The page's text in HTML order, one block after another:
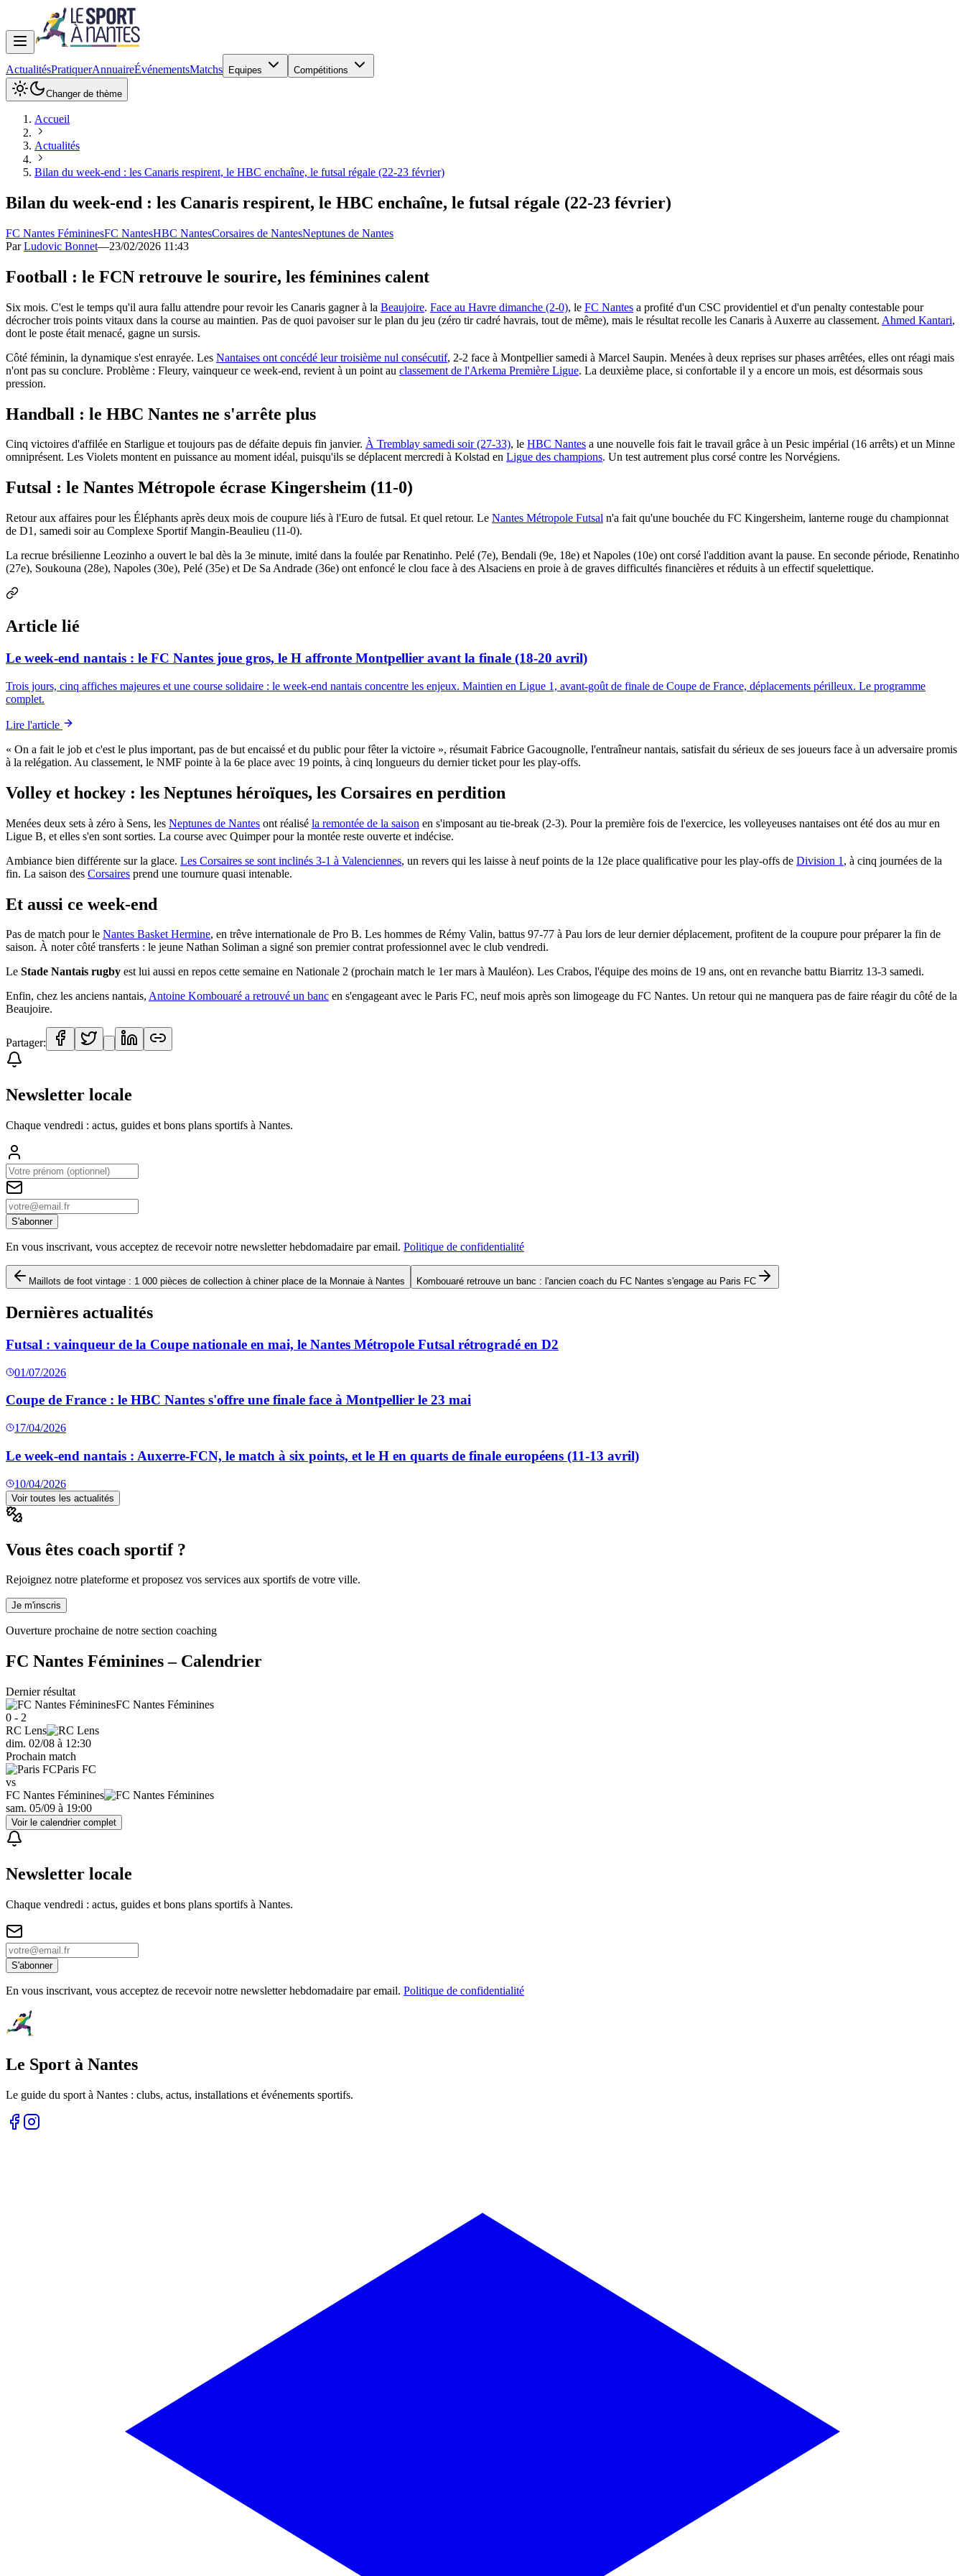
ActualitésPratiquerAnnuaireÉvénementsMatchs Equipes Compétitions
Changer de thème
Accueil
Actualités
Bilan du week-end : les Canaris respirent, le HBC enchaîne, le futsal régale (22-23 février)
Bilan du week-end : les Canaris respirent, le HBC enchaîne, le futsal régale (22-23 février)
FC Nantes FémininesFC NantesHBC NantesCorsaires de NantesNeptunes de Nantes
ParLudovic Bonnet—23/02/2026 11:43
Football : le FCN retrouve le sourire, les féminines calent
Six mois. C'est le temps qu'il aura fallu attendre pour revoir les Canaris gagner à la Beaujoire. Face au Havre dimanche (2-0), le FC Nantes a profité d'un CSC providentiel et d'un penalty contestable pour
décrocher trois points vitaux dans la course au maintien. Pas de quoi pavoiser sur le plan du jeu (zéro tir cadré havrais, tout de même), mais le résultat recolle les Canaris à Auxerre au classement. Ahmed Kantari,
dont le poste était menacé, gagne un sursis.
Côté féminin, la dynamique s'est enrayée. Les Nantaises ont concédé leur troisième nul consécutif, 2-2 face à Montpellier samedi à Marcel Saupin. Menées à deux reprises sur phases arrêtées, elles ont réagi mais
n'ont pas su conclure. Problème : Fleury, vainqueur ce week-end, revient à un point au classement de l'Arkema Première Ligue. La deuxième place, si confortable il y a encore un mois, est désormais sous
pression.
Handball : le HBC Nantes ne s'arrête plus
Cinq victoires d'affilée en Starligue et toujours pas de défaite depuis fin janvier. À Tremblay samedi soir (27-33), le HBC Nantes a une nouvelle fois fait le travail grâce à un Pesic impérial (16 arrêts) et un Minne
omniprésent. Les Violets montent en puissance au moment idéal, puisqu'ils se déplacent mercredi à Kolstad en Ligue des champions. Un test autrement plus corsé contre les Norvégiens.
Futsal : le Nantes Métropole écrase Kingersheim (11-0)
Retour aux affaires pour les Éléphants après deux mois de coupure liés à l'Euro de futsal. Et quel retour. Le Nantes Métropole Futsal n'a fait qu'une bouchée du FC Kingersheim, lanterne rouge du championnat
de D1, samedi soir au Complexe Sportif Mangin-Beaulieu (11-0).
La recrue brésilienne Leozinho a ouvert le bal dès la 3e minute, imité dans la foulée par Renatinho. Pelé (7e), Bendali (9e, 18e) et Napoles (10e) ont corsé l'addition avant la pause. En seconde période, Renatinho
(27e), Soukouna (28e), Napoles (30e), Pelé (35e) et De Sa Andrade (36e) ont enfoncé le clou face à des Alsaciens en proie à de graves difficultés financières et réduits à un effectif squelettique.
Article lié
Le week-end nantais : le FC Nantes joue gros, le H affronte Montpellier avant la finale (18-20 avril)
Trois jours, cinq affiches majeures et une course solidaire : le week-end nantais concentre les enjeux. Maintien en Ligue 1, avant-goût de finale de Coupe de France, déplacements périlleux. Le programme
complet.
Lire l'article
« On a fait le job et c'est le plus important, pas de but encaissé et du public pour fêter la victoire », résumait Fabrice Gacougnolle, l'entraîneur nantais, satisfait du sérieux de ses joueurs face à un adversaire promis
à la relégation. Au classement, le NMF pointe à la 6e place avec 19 points, à cinq longueurs du dernier ticket pour les play-offs.
Volley et hockey : les Neptunes héroïques, les Corsaires en perdition
Menées deux sets à zéro à Sens, les Neptunes de Nantes ont réalisé la remontée de la saison en s'imposant au tie-break (2-3). Pour la première fois de l'exercice, les volleyeuses nantaises ont été dos au mur en
Ligue B, et elles s'en sont sorties. La course avec Quimper pour la montée reste ouverte et indécise.
Ambiance bien différente sur la glace. Les Corsaires se sont inclinés 3-1 à Valenciennes, un revers qui les laisse à neuf points de la 12e place qualificative pour les play-offs de Division 1 , à cinq journées de la
fin. La saison des Corsaires prend une tournure quasi intenable.
Et aussi ce week-end
Pas de match pour le Nantes Basket Hermine, en trêve internationale de Pro B. Les hommes de Rémy Valin, battus 97-77 à Pau lors de leur dernier déplacement, profitent de la coupure pour préparer la fin de
saison. À noter côté transferts : le jeune Nathan Soliman a signé son premier contrat professionnel avec le club vendredi.
Le Stade Nantais rugby est lui aussi en repos cette semaine en Nationale 2 (prochain match le 1er mars à Mauléon). Les Crabos, l'équipe des moins de 19 ans, ont en revanche battu Biarritz 13-3 samedi.
Enfin, chez les anciens nantais, Antoine Kombouaré a retrouvé un banc en s'engageant avec le Paris FC, neuf mois après son limogeage du FC Nantes. Un retour qui ne manquera pas de faire réagir du côté de la
Beaujoire.
Partager:
Newsletter locale
Chaque vendredi : actus, guides et bons plans sportifs à Nantes.
S'abonner
En vous inscrivant, vous acceptez de recevoir notre newsletter hebdomadaire par email. Politique de confidentialité
Maillots de foot vintage : 1 000 pièces de collection à chiner place de la Monnaie à Nantes Kombouaré retrouve un banc : l'ancien coach du FC Nantes s'engage au Paris FC
Dernières actualités
Futsal : vainqueur de la Coupe nationale en mai, le Nantes Métropole Futsal rétrogradé en D2
01/07/2026
Coupe de France : le HBC Nantes s'offre une finale face à Montpellier le 23 mai
17/04/2026
Le week-end nantais : Auxerre-FCN, le match à six points, et le H en quarts de finale européens (11-13 avril)
10/04/2026
Voir toutes les actualités
Vous êtes coach sportif ?
Rejoignez notre plateforme et proposez vos services aux sportifs de votre ville.
Je m'inscris
Ouverture prochaine de notre section coaching
FC Nantes Féminines– Calendrier
Dernier résultat
FC Nantes Féminines
0 - 2
RC Lens
dim. 02/08 à 12:30
Prochain match
Paris FC
vs
FC Nantes Féminines
sam. 05/09 à 19:00
Voir le calendrier complet
Newsletter locale
Chaque vendredi : actus, guides et bons plans sportifs à Nantes.
S'abonner
En vous inscrivant, vous acceptez de recevoir notre newsletter hebdomadaire par email. Politique de confidentialité
Le Sport à Nantes
Le guide du sport à Nantes : clubs, actus, installations et événements sportifs.